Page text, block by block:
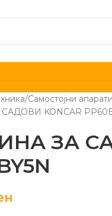
Самостојни апарати
KONCAR
ЗА